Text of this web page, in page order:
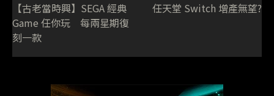
【古老當時興】SEGA 經典
Game 任你玩 每兩星期復
刻一款
任天堂 Switch 增產無望?